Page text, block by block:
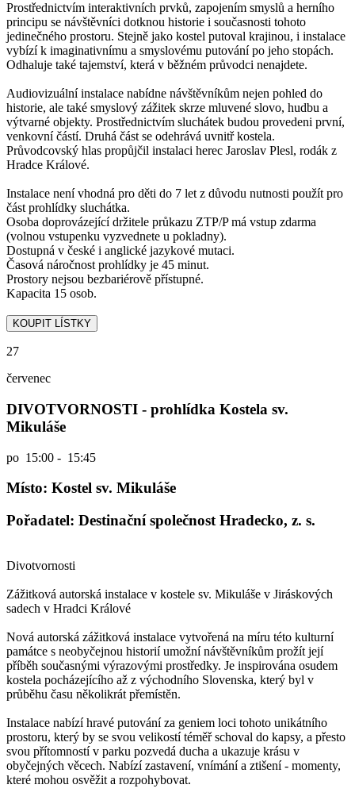
Prostřednictvím interaktivních prvků, zapojením smyslů a herního
principu se návštěvníci dotknou historie i současnosti tohoto
jedinečného prostoru. Stejně jako kostel putoval krajinou, i instalace
vybízí k imaginativnímu a smyslovému putování po jeho stopách.
Odhaluje také tajemství, která v běžném průvodci nenajdete.
Audiovizuální instalace nabídne návštěvníkům nejen pohled do
historie, ale také smyslový zážitek skrze mluvené slovo, hudbu a
výtvarné objekty. Prostřednictvím sluchátek budou provedeni první,
venkovní částí. Druhá část se odehrává uvnitř kostela.
Průvodcovský hlas propůjčil instalaci herec Jaroslav Plesl, rodák z
Hradce Králové.
Instalace není vhodná pro děti do 7 let z důvodu nutnosti použít pro
část prohlídky sluchátka.
Osoba doprovázející držitele průkazu ZTP/P má vstup zdarma
(volnou vstupenku vyzvednete u pokladny).
Dostupná v české i anglické jazykové mutaci.
Časová náročnost prohlídky je 45 minut.
Prostory nejsou bezbariérově přístupné.
Kapacita 15 osob.
27
červenec
DIVOTVORNOSTI - prohlídka Kostela sv.
Mikuláše
po 15:00 - 15:45
Místo: Kostel sv. Mikuláše
Pořadatel: Destinační společnost Hradecko, z. s.
Divotvornosti
Zážitková autorská instalace v kostele sv. Mikuláše v Jiráskových
sadech v Hradci Králové
Nová autorská zážitková instalace vytvořená na míru této kulturní
památce s neobyčejnou historií umožní návštěvníkům prožít její
příběh současnými výrazovými prostředky. Je inspirována osudem
kostela pocházejícího až z východního Slovenska, který byl v
průběhu času několikrát přemístěn.
Instalace nabízí hravé putování za geniem loci tohoto unikátního
prostoru, který by se svou velikostí téměř schoval do kapsy, a přesto
svou přítomností v parku pozvedá ducha a ukazuje krásu v
obyčejných věcech. Nabízí zastavení, vnímání a ztišení - momenty,
které mohou osvěžit a rozpohybovat.